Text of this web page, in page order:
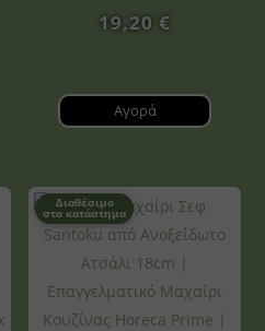
19,20€
Αγορά
Διαθέσιμο
στο κατάστημα